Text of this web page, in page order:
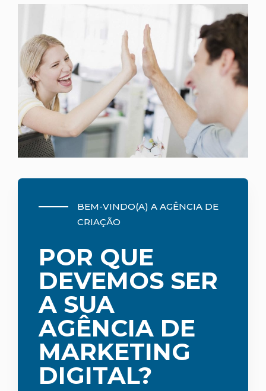
BEM-VINDO(A) A AGÊNCIA DE
CRIAÇÃO
POR QUE
DEVEMOS SER
A SUA
AGÊNCIA DE
MARKETING
DIGITAL?